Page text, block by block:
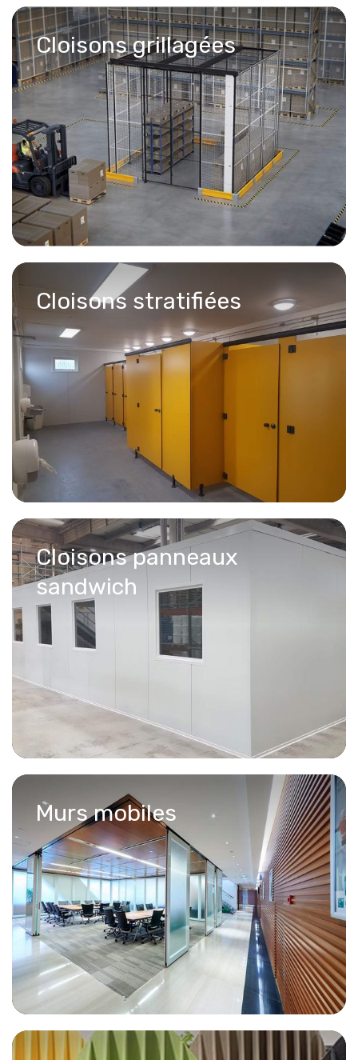
Cloisons grillagées
Cloisons stratifiées
Cloisons panneaux
sandwich
Murs mobiles